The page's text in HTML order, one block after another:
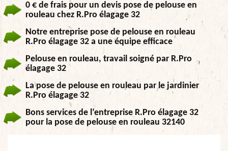
0 € de frais pour un devis pose de pelouse en
rouleau chez R.Pro élagage 32
Notre entreprise pose de pelouse en rouleau
R.Pro élagage 32 a une équipe efficace
Pelouse en rouleau, travail soigné par R.Pro
élagage 32
La pose de pelouse en rouleau par le jardinier
R.Pro élagage 32
Bons services de l’entreprise R.Pro élagage 32
pour la pose de pelouse en rouleau 32140